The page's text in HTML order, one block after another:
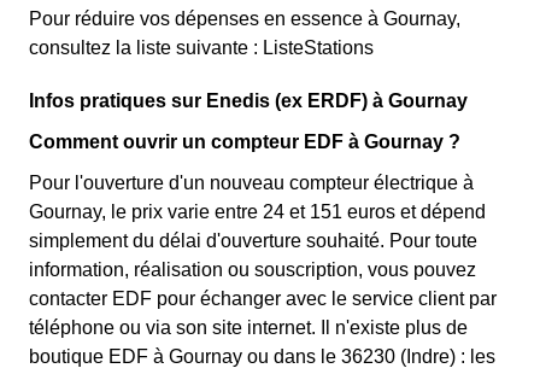
Pour réduire vos dépenses en essence à Gournay,
consultez la liste suivante : ListeStations
Infos pratiques sur Enedis (ex ERDF) à Gournay
Comment ouvrir un compteur EDF à Gournay ?
Pour l'ouverture d'un nouveau compteur électrique à
Gournay, le prix varie entre 24 et 151 euros et dépend
simplement du délai d'ouverture souhaité. Pour toute
information, réalisation ou souscription, vous pouvez
contacter EDF pour échanger avec le service client par
téléphone ou via son site internet. Il n'existe plus de
boutique EDF à Gournay ou dans le 36230 (Indre) : les